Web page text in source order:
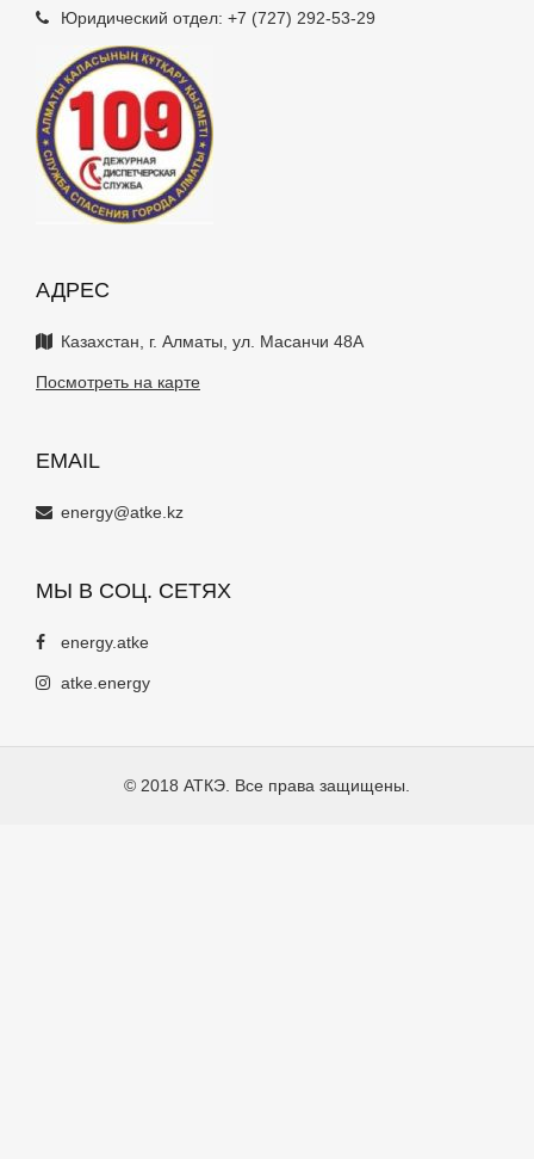
Юридический отдел: +7 (727) 292-53-29
АДРЕС
Казахстан, г. Алматы, ул. Масанчи 48А
Посмотреть на карте
EMAIL
energy@atke.kz
МЫ В СОЦ. СЕТЯХ
energy.atke
atke.energy
© 2018 АТКЭ. Все права защищены.